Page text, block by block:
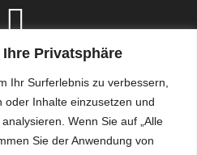
Privatsphäre
Ihr Surferlebnis zu verbessern,
oder Inhalte einzusetzen und
Wenn Sie auf „Alle
Sie der Anwendung von
der Schule, sowie
Haftungsinformationen: